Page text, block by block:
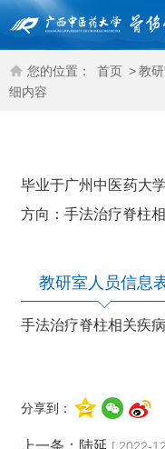
您的位置： 首页 >教
细内容
毕业于广州中医药大
方向：手法治疗脊柱相
教研室人员信息
手法治疗脊柱相关疾病
分享到：
上一条： 陆延